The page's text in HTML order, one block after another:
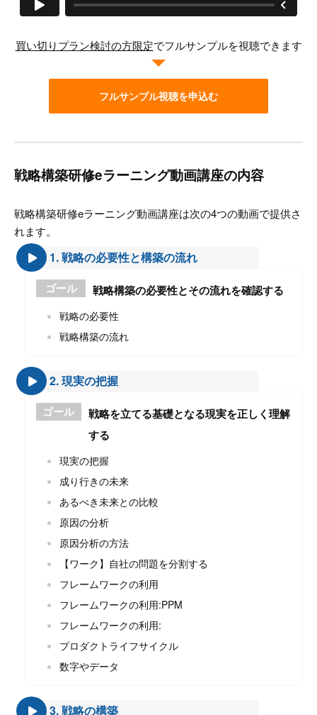
買い切りプラン検討の方限定でフルサンプルを視聴できます
フルサンプル視聴を申込む
戦略構築研修eラーニング動画講座の内容
戦略構築研修eラーニング動画講座は次の4つの動画で提供さ
れます。
1. 戦略の必要性と構築の流れ
ゴール 戦略構築の必要性とその流れを確認する
戦略の必要性
戦略構築の流れ
2. 現実の把握
ゴール
戦略を立てる基礎となる現実を正しく理解
する
現実の把握
成り行きの未来
あるべき未来との比較
原因の分析
原因分析の方法
【ワーク】自社の問題を分割する
フレームワークの利用
フレームワークの利用:PPM
フレームワークの利用:
プロダクトライフサイクル
数字やデータ
3. 戦略の構築